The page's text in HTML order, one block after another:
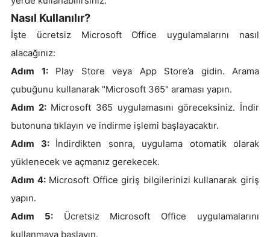
Nasıl Kullanılır?
İşte ücretsiz Microsoft Office uygulamalarını nasıl
alacağınız:
Adım 1:Play Store veya App Store’a gidin. Arama
çubuğunu kullanarak "Microsoft 365" araması yapın.
Adım 2:Microsoft 365 uygulamasını göreceksiniz. İndir
butonuna tıklayın ve indirme işlemi başlayacaktır.
Adım 3: İndirdikten sonra, uygulama otomatik olarak
yüklenecek ve açmanız gerekecek.
Adım 4:Microsoft Office giriş bilgilerinizi kullanarak giriş
yapın.
Adım 5:Ücretsiz Microsoft Office uygulamalarını
kullanmaya başlayın.